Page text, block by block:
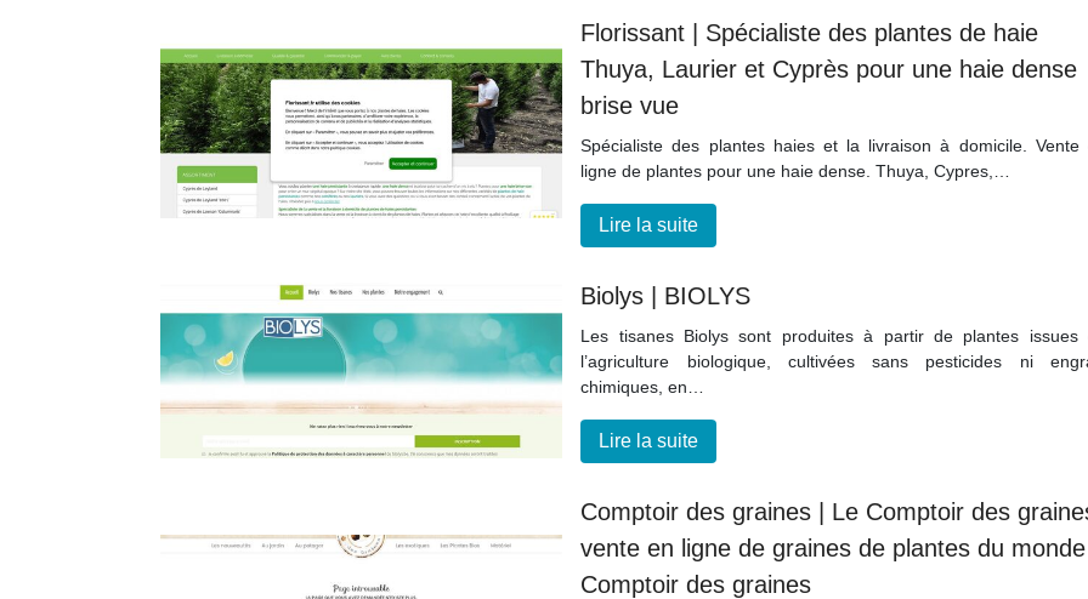
Florissant | Spécialiste des plantes de haie
Thuya, Laurier et Cyprès pour une haie dense
brise vue
Spécialiste des plantes haies et la livraison à domicile. Vente
ligne de plantes pour une haie dense. Thuya, Cypres,…
Lire la suite
Biolys | BIOLYS
Les tisanes Biolys sont produites à partir de plantes issues
l’agriculture biologique, cultivées sans pesticides ni
chimiques, en…
Lire la suite
Comptoir des graines | Le Comptoir des
vente en ligne de graines de plantes du monde
Comptoir des graines